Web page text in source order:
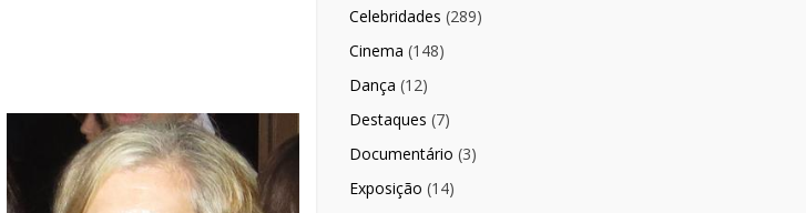
Celebridades (289)
Cinema (148)
Dança (12)
Destaques (7)
Documentário (3)
Exposição (14)